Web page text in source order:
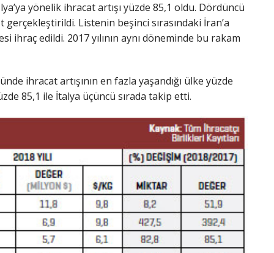
yönelik ihracat artışı yüzde 85,1 oldu. Dördüncü
gerçekleştirildi. Listenin beşinci sırasındaki İran’a
ihraç edildi. 2017 yılının aynı döneminde bu rakam
ihracat artışının en fazla yaşandığı ülke yüzde
85,1 ile İtalya üçüncü sırada takip etti.